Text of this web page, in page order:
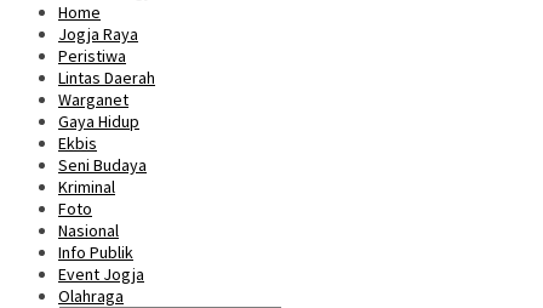
Home
Jogja Raya
Peristiwa
Lintas Daerah
Warganet
Gaya Hidup
Ekbis
Seni Budaya
Kriminal
Foto
Nasional
Info Publik
Event Jogja
Olahraga